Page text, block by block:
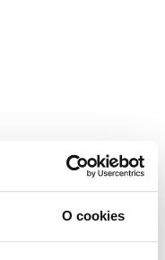
O cookies
internetu v meste